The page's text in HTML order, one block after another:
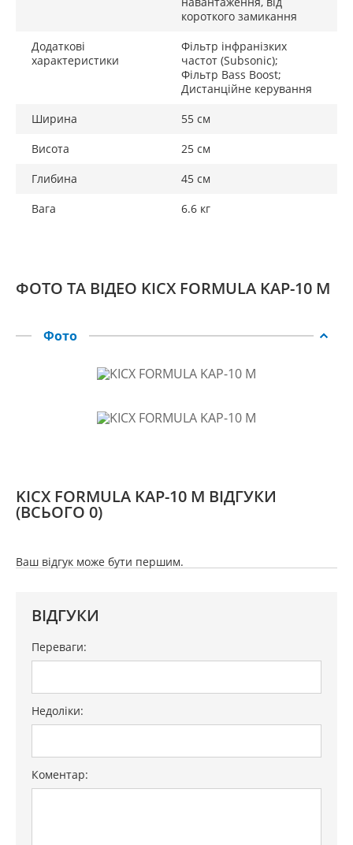
короткого замикання
Додаткові
характеристики
Фільтр інфранізких
частот (Subsonic);
Фільтр Bass Boost;
Дистанційне керування
Ширина
55 см
Висота
25 см
Глибина
45 см
Вага
6.6 кг
ФОТО ТА ВІДЕО KICX FORMULA KAP-10 M
Фото
KICX FORMULA KAP-10 M ВІДГУКИ
(ВСЬОГО 0)
Ваш відгук може бути першим.
ВІДГУКИ
Переваги:
Недоліки:
Коментар: